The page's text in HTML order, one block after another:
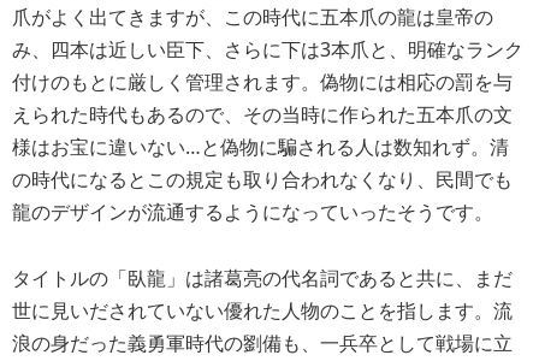
爪がよく出てきますが、この時代に五本爪の龍は皇帝の
み、四本は近しい臣下、さらに下は3本爪と、明確なランク
付けのもとに厳しく管理されます。偽物には相応の罰を与
えられた時代もあるので、その当時に作られた五本爪の文
様はお宝に違いない…と偽物に騙される人は数知れず。清
の時代になるとこの規定も取り合われなくなり、民間でも
龍のデザインが流通するようになっていったそうです。
タイトルの「臥龍」は諸葛亮の代名詞であると共に、まだ
世に見いだされていない優れた人物のことを指します。流
浪の身だった義勇軍時代の劉備も、一兵卒として戦場に立